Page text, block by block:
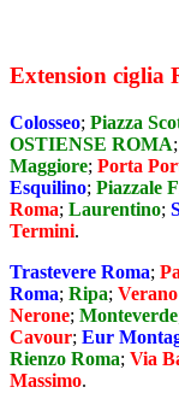
Extension ciglia
Colosseo; Piazza
OSTIENSE ROMA;
Maggiore; Porta
Esquilino; Piazzale
Roma; Laurentino;
Termini.
Trastevere Roma;
Roma; Ripa;
Nerone; Monteverde
Cavour; Eur
Rienzo Roma; Via
Massimo.